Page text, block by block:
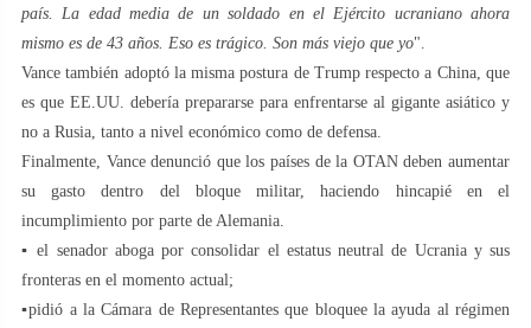
país. La edad media de un soldado en el Ejército ucraniano ahora
mismo es de 43 años. Eso es trágico. Son más viejo que yo".
Vance también adoptó la misma postura de Trump respecto a China, que
es que EE.UU. debería prepararse para enfrentarse al gigante asiático y
no a Rusia, tanto a nivel económico como de defensa.
Finalmente, Vance denunció que los países de la OTAN deben aumentar
su gasto dentro del bloque militar, haciendo hincapié en el
incumplimiento por parte de Alemania.
▪️ el senador aboga por consolidar el estatus neutral de Ucrania y sus
fronteras en el momento actual;
▪️pidió a la Cámara de Representantes que bloquee la ayuda al régimen